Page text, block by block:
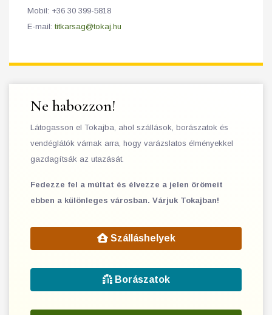
Mobil: +36 30 399-5818
E-mail: titkarsag@tokaj.hu
Ne habozzon!
Látogasson el Tokajba, ahol szállások, borászatok és
vendéglátók várnak arra, hogy varázslatos élményekkel
gazdagítsák az utazását.
Fedezze fel a múltat és élvezze a jelen örömeit
ebben a különleges városban. Várjuk Tokajban!
Szálláshelyek
Borászatok